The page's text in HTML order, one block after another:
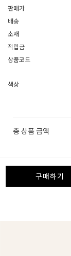
판매가
배송
소재
적립금
상품코드
색상
총 상품 금액
구매하기